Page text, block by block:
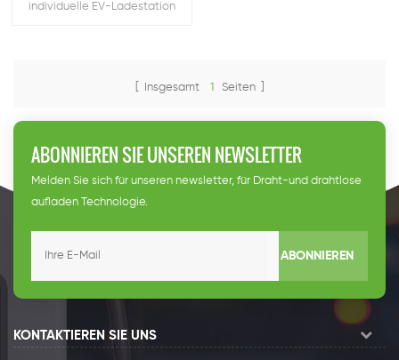
individuelle EV-Ladestation
[ Insgesamt 1 Seiten ]
ABONNIEREN SIE UNSEREN NEWSLETTER
Melden Sie sich für unseren newsletter, für Draht-und drahtlose
aufladen Technologie.
ABONNIEREN
KONTAKTIEREN SIE UNS